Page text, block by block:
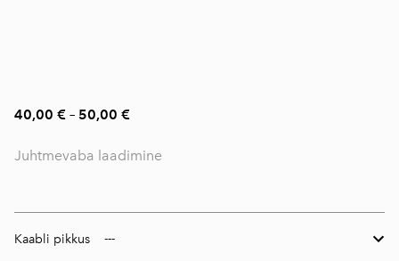
40,00 € – 50,00 €
Juhtmevaba laadimine
Kaabli pikkus